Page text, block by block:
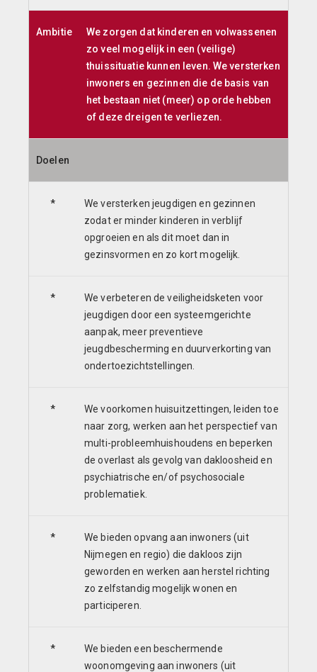
Ambitie
We zorgen dat kinderen en volwassenen
zo veel mogelijk in een (veilige)
thuissituatie kunnen leven. We versterken
inwoners en gezinnen die de basis van
het bestaan niet (meer) op orde hebben
of deze dreigen te verliezen.
Doelen
*
We versterken jeugdigen en gezinnen
zodat er minder kinderen in verblijf
opgroeien en als dit moet dan in
gezinsvormen en zo kort mogelijk.
*
We verbeteren de veiligheidsketen voor
jeugdigen door een systeemgerichte
aanpak, meer preventieve
jeugdbescherming en duurverkorting van
ondertoezichtstellingen.
*
We voorkomen huisuitzettingen, leiden toe
naar zorg, werken aan het perspectief van
multi-probleemhuishoudens en beperken
de overlast als gevolg van dakloosheid en
psychiatrische en/of psychosociale
problematiek.
*
We bieden opvang aan inwoners (uit
Nijmegen en regio) die dakloos zijn
geworden en werken aan herstel richting
zo zelfstandig mogelijk wonen en
participeren.
*
We bieden een beschermende
woonomgeving aan inwoners (uit